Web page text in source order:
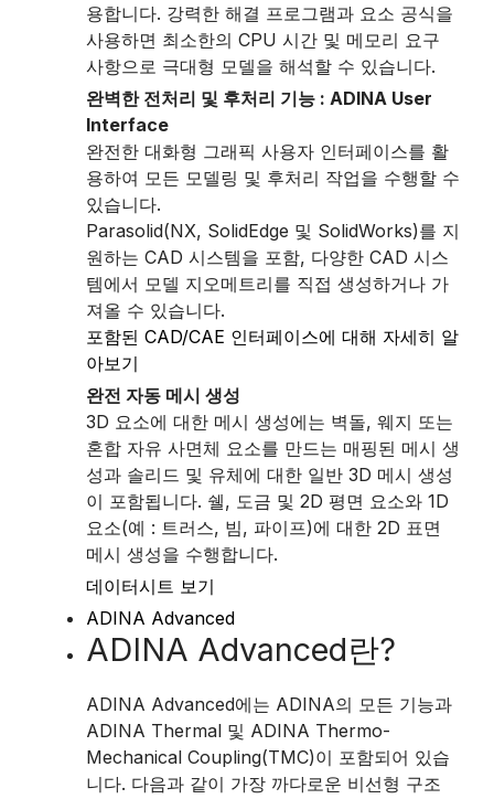
용합니다. 강력한 해결 프로그램과 요소 공식을
사용하면 최소한의 CPU 시간 및 메모리 요구
사항으로 극대형 모델을 해석할 수 있습니다.
완벽한 전처리 및 후처리 기능 : ADINA User
Interface
완전한 대화형 그래픽 사용자 인터페이스를 활
용하여 모든 모델링 및 후처리 작업을 수행할 수
있습니다.
Parasolid(NX, SolidEdge 및 SolidWorks)를 지
원하는 CAD 시스템을 포함, 다양한 CAD 시스
템에서 모델 지오메트리를 직접 생성하거나 가
져올 수 있습니다.
포함된 CAD/CAE 인터페이스에 대해 자세히 알
아보기
완전 자동 메시 생성
3D 요소에 대한 메시 생성에는 벽돌, 웨지 또는
혼합 자유 사면체 요소를 만드는 매핑된 메시 생
성과 솔리드 및 유체에 대한 일반 3D 메시 생성
이 포함됩니다. 쉘, 도금 및 2D 평면 요소와 1D
요소(예 : 트러스, 빔, 파이프)에 대한 2D 표면
메시 생성을 수행합니다.
데이터시트 보기
ADINA Advanced
ADINA Advanced란?
ADINA Advanced에는 ADINA의 모든 기능과
ADINA Thermal 및 ADINA Thermo-
Mechanical Coupling(TMC)이 포함되어 있습
니다. 다음과 같이 가장 까다로운 비선형 구조